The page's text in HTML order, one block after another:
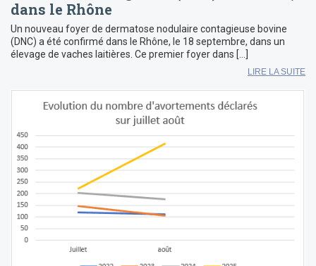
dans le Rhône
Un nouveau foyer de dermatose nodulaire contagieuse bovine
(DNC) a été confirmé dans le Rhône, le 18 septembre, dans un
élevage de vaches laitières. Ce premier foyer dans […]
LIRE LA SUITE